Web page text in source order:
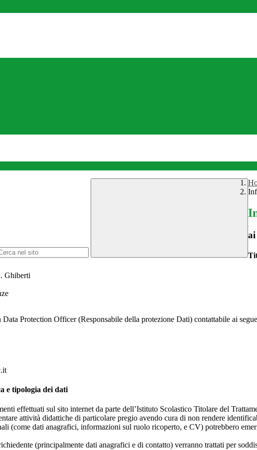
Ghiberti
Protection Officer (Responsabile della protezione Dati) contattabile ai
e tipologia dei dati
effettuati sul sito internet da parte dell’Istituto Scolastico Titolare del
attività didattiche di particolare pregio avendo cura di non rendere
(come dati anagrafici, informazioni sul ruolo ricoperto, e CV) potrebbero
(principalmente dati anagrafici e di contatto) verranno trattati per